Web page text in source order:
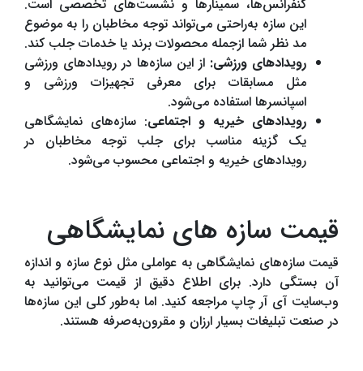
کنفرانس‌ها، سمینارها و نشست‌های تخصصی است.
این سازه به‌راحتی می‌تواند توجه مخاطبان را به موضوع
مد نظر شما ازجمله محصولات برند یا خدمات جلب کند.
رویدادهای ورزشی: از این سازه‌ها در رویدادهای ورزشی
مثل مسابقات برای معرفی تجهیزات ورزشی و
اسپانسرها استفاده می‌شود.
رویدادهای خیریه و اجتماعی: سازه‌های نمایشگاهی
یک گزینه مناسب برای جلب توجه مخاطبان در
رویدادهای خیریه و اجتماعی محسوب می‌شود.
قیمت سازه های نمایشگاهی
قیمت سازه‌های نمایشگاهی به عواملی مثل نوع سازه و اندازه
آن بستگی دارد. برای اطلاع دقیق از قیمت می‌توانید به
وب‌سایت آی آر چاپ مراجعه کنید. اما به‌طور کلی این سازه‌ها
در صنعت تبلیغات بسیار ارزان و مقرون‌به‌صرفه هستند.